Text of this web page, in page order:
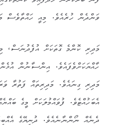
ވަންދެން ހުރެއެވެ. މިއީ ހައްތާވެސް
މަދިރި ކޮންމެ ގޮތަކަށް އުފެދުނަސް،
ހާއްޔަކަށްވެފައެވެ. އިންސާނުން
މަދިރި ގިނައެވެ. މަދިރިތައް ފަތުރާ
އެބަހުއްޓެވެ. ފުވައްމުލަކަށް މީގެ
ދެނެއް ނޯންނާނެއެވެ. ދުނިޔޭގެ